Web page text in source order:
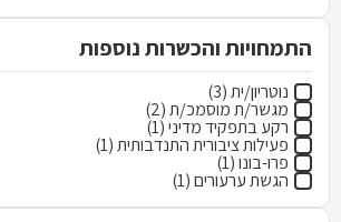
התמחויות והכשרות נוספות
נוטריון/ית (3)
מגשר/ת מוסמכ/ת (2)
רקע בתפקיד מדיני (1)
פעילות ציבורית התנדבותית (1)
פרו-בונו (1)
הגשת ערעורים (1)